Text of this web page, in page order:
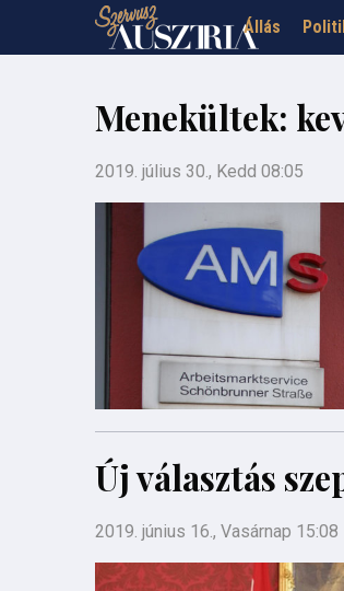
Állás
Menekültek:
2019. július 30., Kedd 08:05
Új választás
2019. június 16., Vasárnap 15:08